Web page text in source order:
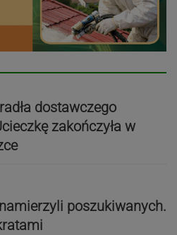
dostawczego
zakończyła w
poszukiwanych.